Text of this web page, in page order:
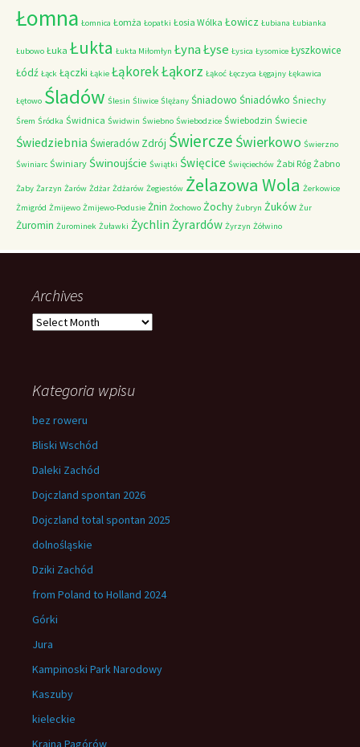
Łomna Łomnica Łomża Łopatki Łosia Wólka Łowicz Łubiana Łubianka
Łubowo Łuka Łukta Łukta Miłomłyn ŁynaŁyse Łysica Łysomice Łyszkowice
Łódź Łąck Łączki Łąkie ŁąkorekŁąkorz Łąkoć Łęczyca Łęgajny Łękawica
Łętowo Śladów Ślesin Śliwice Ślężany Śniadowo Śniadówko Śniechy
Śrem Śródka Świdnica Świdwin Świebno Świebodzice Świebodzin Świecie
Świedziebnia Świeradów Zdrój Świercze Świerkowo Świerzno
Świniarc Świniary Świnoujście Świątki Święcice Święciechów Żabi Róg Żabno
Żaby Żarzyn Żarów Żdżar Żdżarów Żegiestów Żelazowa Wola Żerkowice
Żmigród Żmijewo Żmijewo-Podusie Żnin Żochowo Żochy Żubryn Żuków Żur
Żuromin Żurominek Żuławki Żychlin Żyrardów Żyrzyn Żółwino
Archives
Archives
Kategoria wpisu
bez roweru
Bliski Wschód
Daleki Zachód
Dojczland spontan 2026
Dojczland total spontan 2025
dolnośląskie
Dziki Zachód
from Poland to Holland 2024
Górki
Jura
Kampinoski Park Narodowy
Kaszuby
kieleckie
Kraina Pagórów